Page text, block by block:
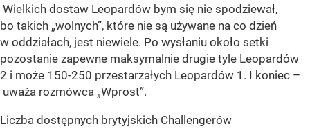
Wielkich dostaw Leopardów bym się nie spodziewał,
bo takich „wolnych”, które nie są używane na co dzień
w oddziałach, jest niewiele. Po wysłaniu około setki
pozostanie zapewne maksymalnie drugie tyle Leopardów
2 i może 150-250 przestarzałych Leopardów 1. I koniec –
uważa rozmówca „Wprost”.
Liczba dostępnych brytyjskich Challengerów